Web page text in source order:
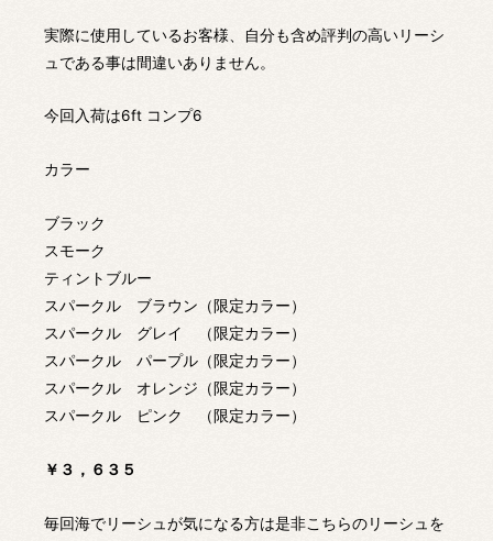
実際に使用しているお客様、自分も含め評判の高いリーシ
ュである事は間違いありません。
今回入荷は6ft コンプ6
カラー
ブラック
スモーク
ティントブルー
スパークル ブラウン（限定カラー）
スパークル グレイ （限定カラー）
スパークル パープル（限定カラー）
スパークル オレンジ（限定カラー）
スパークル ピンク （限定カラー）
￥３，６３５
毎回海でリーシュが気になる方は是非こちらのリーシュを